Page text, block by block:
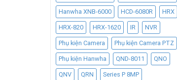
Hanwha XNB-6000 HCD-6080R HRX
HRX-820 HRX-1620 IR NVR
Phụ kiện Camera Phụ kiện Camera PTZ
Phụ kiện Hanwha QND-8011 QNO
QNV QRN Series P 8MP